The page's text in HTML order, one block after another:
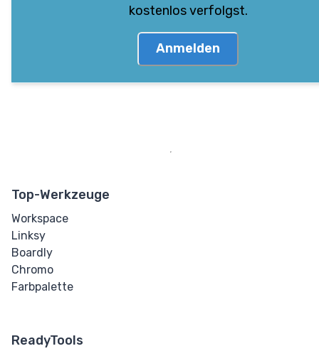
kostenlos verfolgst.
Anmelden
Top-Werkzeuge
Workspace
Linksy
Boardly
Chromo
Farbpalette
ReadyTools